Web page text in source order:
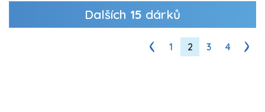
Dalších 15 dárků
1 2 3 4